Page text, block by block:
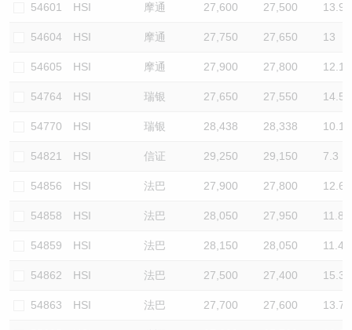
54601 HSI 摩通 27,600 27,500 13.9
54604 HSI 摩通 27,750 27,650 13
54605 HSI 摩通 27,900 27,800 12.1
54764 HSI 瑞银 27,650 27,550 14.5
54770 HSI 瑞银 28,438 28,338 10.1
54821 HSI 信证 29,250 29,150 7.3
54856 HSI 法巴 27,900 27,800 12.6
54858 HSI 法巴 28,050 27,950 11.8
54859 HSI 法巴 28,150 28,050 11.4
54862 HSI 法巴 27,500 27,400 15.3
54863 HSI 法巴 27,700 27,600 13.7